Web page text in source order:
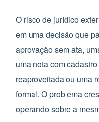
O risco de jurídico
em uma decisão que
aprovação sem ata,
uma nota com
reaproveitada ou uma
formal. O problema
operando sobre a